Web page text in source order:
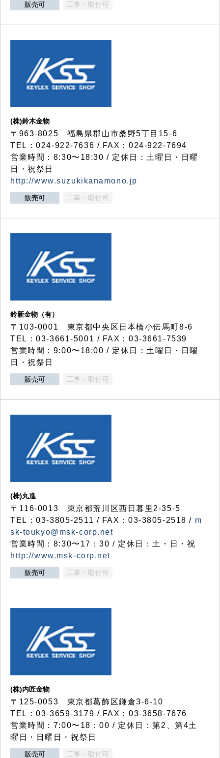
販売可 工事・取付可
(株)鈴木金物
〒963-8025 福島県郡山市桑野5丁目15-6
TEL：024-922-7636 / FAX：024-922-7694
営業時間：8:30〜18:30 / 定休日：土曜日・日曜
日・祝祭日
http://www.suzukikanamono.jp
販売可 工事・取付可
鈴新金物（有）
〒103-0001 東京都中央区日本橋小伝馬町8-6
TEL：03-3661-5001 / FAX：03-3661-7539
営業時間：9:00〜18:00 / 定休日：土曜日・日曜
日・祝祭日
販売可 工事・取付可
(株)丸進
〒116-0013 東京都荒川区西日暮里2-35-5
TEL：03-3805-2511 / FAX：03-3805-2518 / m
sk-toukyo@msk-corp.net
営業時間：8:30〜17：30 / 定休日：土・日・祝
http://www.msk-corp.net
販売可 工事・取付可
(株)内匠金物
〒125-0053 東京都葛飾区鎌倉3-6-10
TEL：03-3659-3179 / FAX：03-3658-7676
営業時間：7:00〜18：00 / 定休日：第2、第4土
曜日・日曜日・祝祭日
販売可 工事・取付可